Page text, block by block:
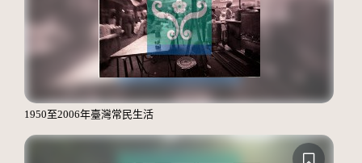
1950至2006年臺灣常民生活